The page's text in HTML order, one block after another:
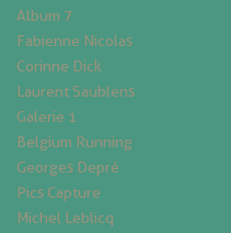
Album 7
Fabienne Nicolas
Corinne Dick
Laurent Saublens
Galerie 1
Belgium Running
Georges Depré
Pics Capture
Michel Leblicq